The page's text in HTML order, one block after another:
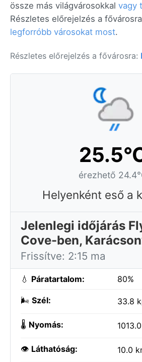
össze más világvárosokkal vagy
Részletes előrejelzés a
legforróbb városokat most.
Részletes előrejelzés a fővárosra:
érezhető
Helyenként eső a
Jelenlegi időjárás
Cove-ben,
Frissítve: 2:15 ma
💧 Páratartalom: 80%
🌬️ Szél: 33.8
🌡️ Nyomás:
👁️ Láthatóság: 10.0